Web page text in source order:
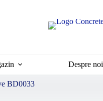
Despre noi
BD0033